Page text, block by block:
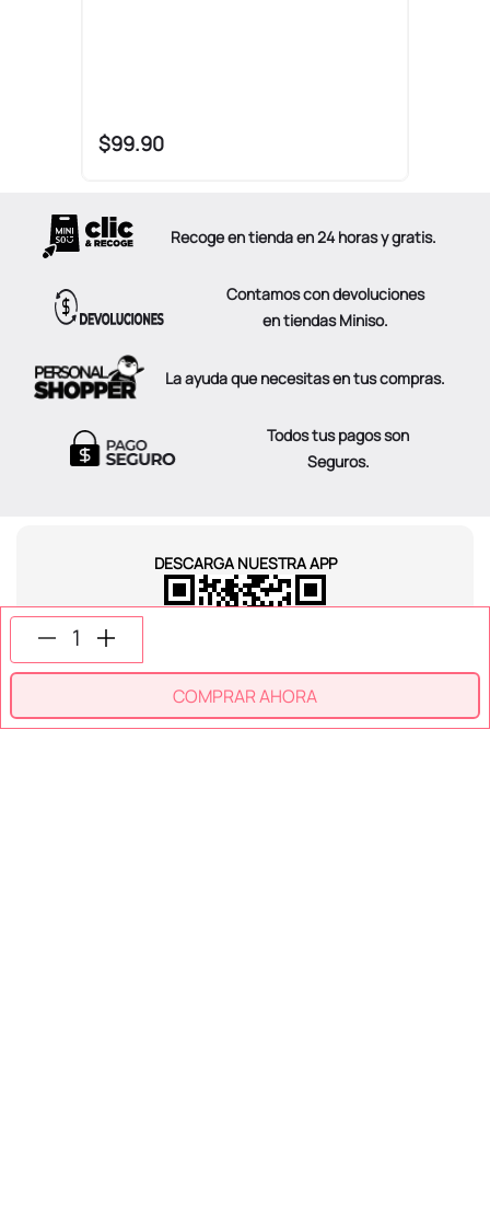
COMPRAR AHORA
$99.90
Recoge en tienda en 24 horas y gratis.
Contamos con devoluciones
en tiendas Miniso.
La ayuda que necesitas en tus compras.
Todos tus pagos son
Seguros.
DESCARGA NUESTRA APP